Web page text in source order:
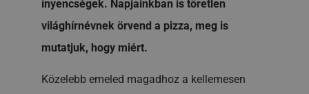
ínyencségek. Napjainkban is töretlen
világhírnévnek örvend a pizza, meg is
mutatjuk, hogy miért.
Közelebb emeled magadhoz a kellemesen